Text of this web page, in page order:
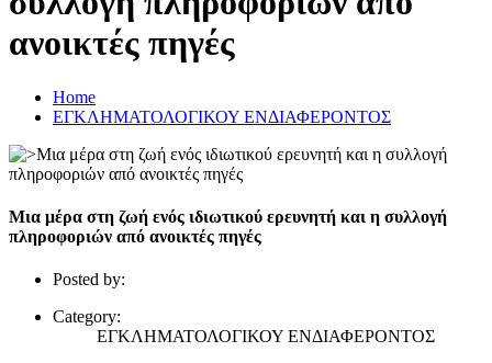
ανοικτές πηγές
Home
ΕΓΚΛΗΜΑΤΟΛΟΓΙΚΟΥ ΕΝΔΙΑΦΕΡΟΝΤΟΣ
Μια μέρα στη ζωή ενός ιδιωτικού ερευνητή και η συλλογή
πληροφοριών από ανοικτές πηγές
Posted by:
Category:
ΕΓΚΛΗΜΑΤΟΛΟΓΙΚΟΥ ΕΝΔΙΑΦΕΡΟΝΤΟΣ